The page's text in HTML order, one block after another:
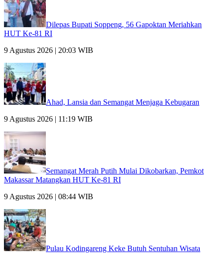
Dilepas Bupati Soppeng, 56 Gapoktan Meriahkan
HUT Ke-81 RI
9 Agustus 2026 | 20:03 WIB
Ahad, Lansia dan Semangat Menjaga Kebugaran
9 Agustus 2026 | 11:19 WIB
Semangat Merah Putih Mulai Dikobarkan, Pemkot
Makassar Matangkan HUT Ke-81 RI
9 Agustus 2026 | 08:44 WIB
Pulau Kodingareng Keke Butuh Sentuhan Wisata